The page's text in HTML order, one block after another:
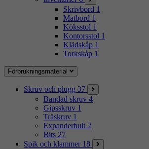
Skrivbord 1
Matbord 1
Köksstol 1
Kontorsstol 1
Klädskåp 1
Torkskåp 1
Förbrukningsmaterial
Skruv och plugg 37
Bandad skruv 4
Gipsskruv 1
Träskruv 1
Expanderbult 2
Bits 27
Spik och klammer 18